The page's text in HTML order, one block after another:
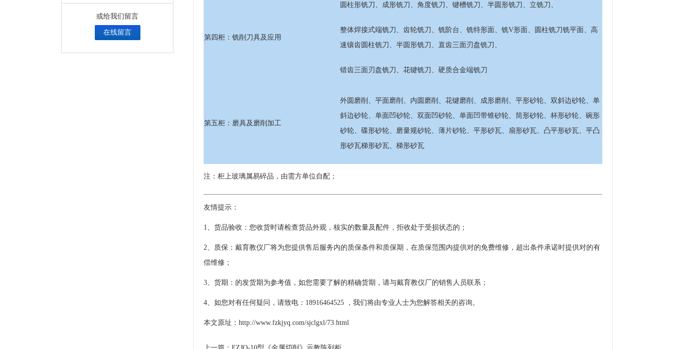
或给我们留言
在线留言
第四柜：铣削刀具及应用
圆柱形铣刀、成形铣刀、角度铣刀、键槽铣刀、半圆形铣刀、立铣刀、
整体焊接式端铣刀、齿轮铣刀、铣阶台、铣特形面、铣V形面、圆柱铣刀铣平面、高
速镶齿圆柱铣刀、半圆形铣刀、直齿三面刃盘铣刀、
错齿三面刃盘铣刀、花键铣刀、硬质合金端铣刀
第五柜：磨具及磨削加工
外圆磨削、平面磨削、内圆磨削、花键磨削、成形磨削、平形砂轮、双斜边砂轮、单
斜边砂轮、单面凹砂轮、双面凹砂轮、单面凹带锥砂轮、筒形砂轮、杯形砂轮、碗形
砂轮、碟形砂轮、磨量规砂轮、薄片砂轮、平形砂瓦、扇形砂瓦、凸平形砂瓦、平凸
形砂瓦梯形砂瓦、梯形砂瓦
注：柜上玻璃属易碎品，由需方单位自配；
友情提示：
1、货品验收：您收货时请检查货品外观，核实的数量及配件，拒收处于受损状态的；
2、质保：戴育教仪厂将为您提供售后服务内的质保条件和质保期，在质保范围内提供对的免费维修，超出条件承诺时提供对的有
偿维修；
3、货期：的发货期为参考值，如您需要了解的精确货期，请与戴育教仪厂的销售人员联系；
4、如您对有任何疑问，请致电：18916464525 ，我们将由专业人士为您解答相关的咨询。
本文原址：http://www.fzkjyq.com/sjclgxl/73.html